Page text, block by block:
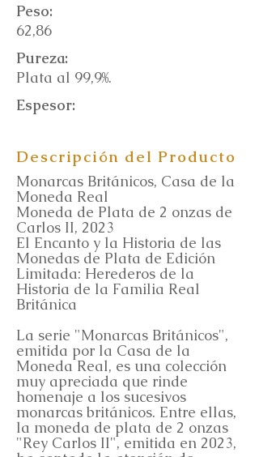
Peso:
62,86
Pureza:
Plata al 99,9%.
Espesor:
Descripción del Producto
Monarcas Británicos, Casa de la
Moneda Real
Moneda de Plata de 2 onzas de
Carlos II, 2023
El Encanto y la Historia de las
Monedas de Plata de Edición
Limitada: Herederos de la
Historia de la Familia Real
Británica
La serie "Monarcas Británicos",
emitida por la Casa de la
Moneda Real, es una colección
muy apreciada que rinde
homenaje a los sucesivos
monarcas británicos. Entre ellas,
la moneda de plata de 2 onzas
"Rey Carlos II", emitida en 2023,